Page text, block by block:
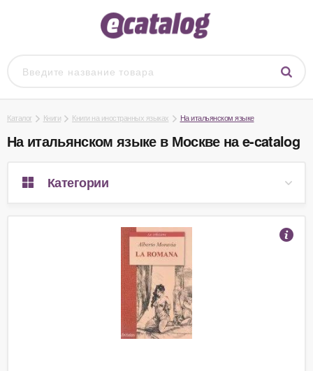
Каталог Книги Книги на иностранных языках На итальянском языке
На итальянском языке в Москве на e-catalog
Категории